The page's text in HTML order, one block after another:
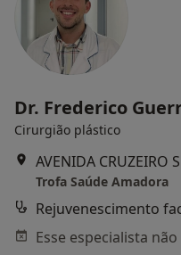
Dr. Frederico
Cirurgião plástico
Trofa Saúde Amadora
Rejuvenescimento